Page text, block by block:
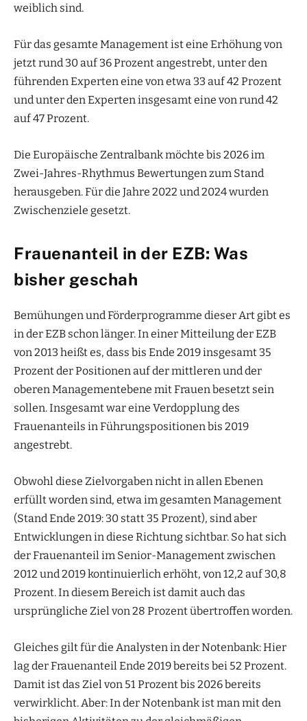
weiblich sind.
Für das gesamte Management ist eine Erhöhung von
jetzt rund 30 auf 36 Prozent angestrebt, unter den
führenden Experten eine von etwa 33 auf 42 Prozent
und unter den Experten insgesamt eine von rund 42
auf 47 Prozent.
Die Europäische Zentralbank möchte bis 2026 im
Zwei-Jahres-Rhythmus Bewertungen zum Stand
herausgeben. Für die Jahre 2022 und 2024 wurden
Zwischenziele gesetzt.
Frauenanteil in der EZB: Was
bisher geschah
Bemühungen und Förderprogramme dieser Art gibt es
in der EZB schon länger. In einer Mitteilung der EZB
von 2013 heißt es, dass bis Ende 2019 insgesamt 35
Prozent der Positionen auf der mittleren und der
oberen Managementebene mit Frauen besetzt sein
sollen. Insgesamt war eine Verdopplung des
Frauenanteils in Führungspositionen bis 2019
angestrebt.
Obwohl diese Zielvorgaben nicht in allen Ebenen
erfüllt worden sind, etwa im gesamten Management
(Stand Ende 2019: 30 statt 35 Prozent), sind aber
Entwicklungen in diese Richtung sichtbar. So hat sich
der Frauenanteil im Senior-Management zwischen
2012 und 2019 kontinuierlich erhöht, von 12,2 auf 30,8
Prozent. In diesem Bereich ist damit auch das
ursprüngliche Ziel von 28 Prozent übertroffen worden.
Gleiches gilt für die Analysten in der Notenbank: Hier
lag der Frauenanteil Ende 2019 bereits bei 52 Prozent.
Damit ist das Ziel von 51 Prozent bis 2026 bereits
verwirklicht. Aber: In der Notenbank ist man mit den